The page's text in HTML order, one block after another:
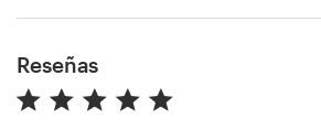
Reseñas